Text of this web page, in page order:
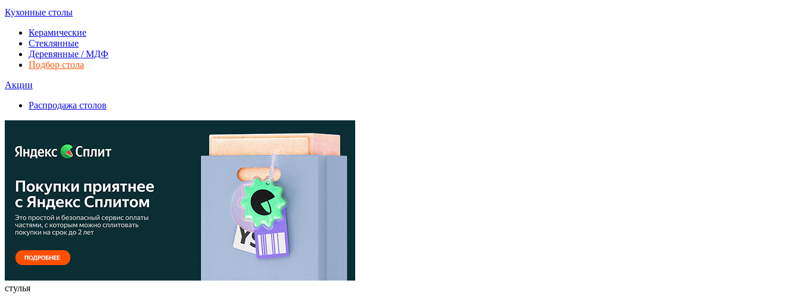
Кухонные столы
Керамические
Стеклянные
Деревянные / МДФ
Подбор стола
Акции
Распродажа столов
стулья